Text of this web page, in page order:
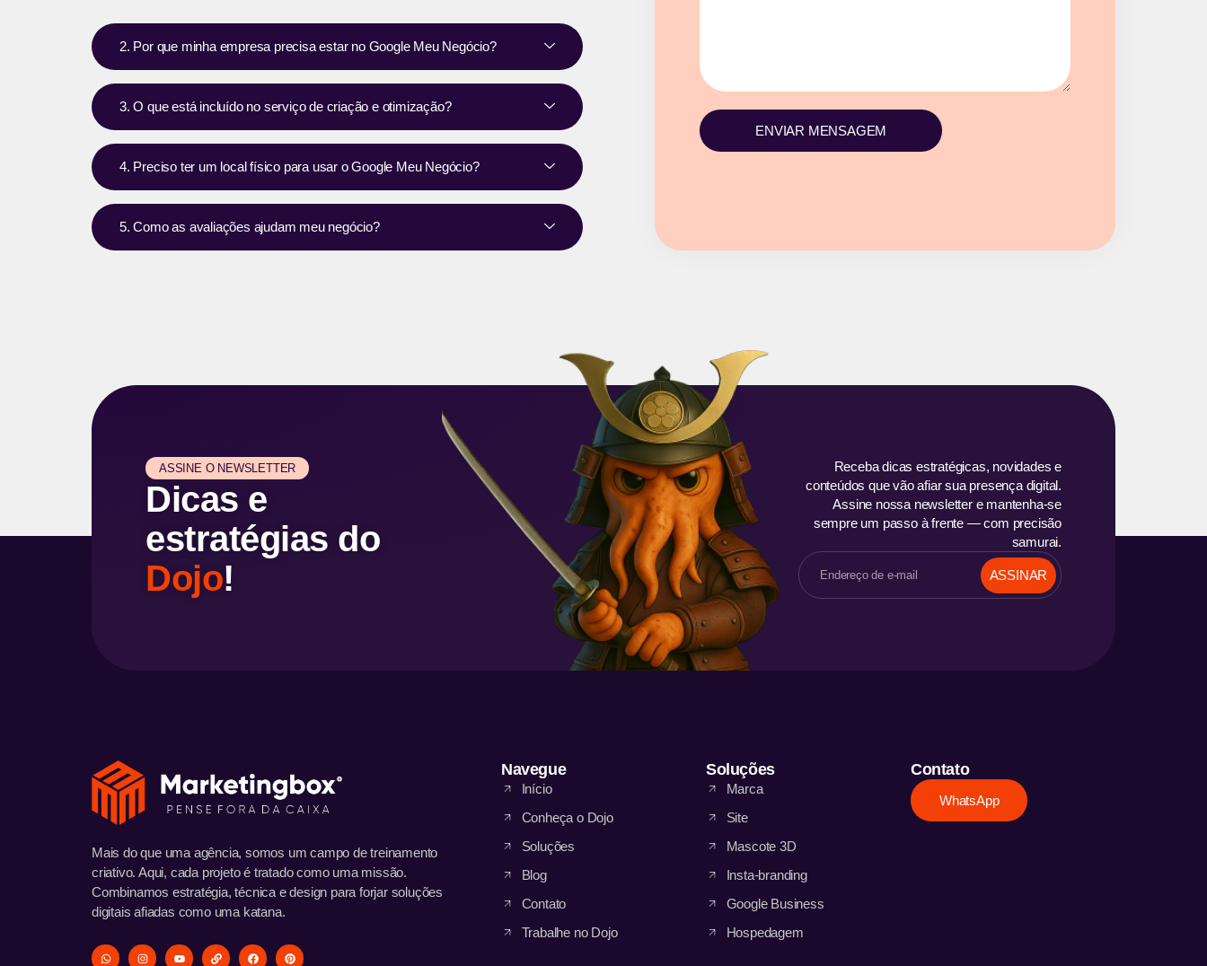
2. Por que minha empresa precisa estar no Google Meu Negócio?
3. O que está incluído no serviço de criação e otimização?
4. Preciso ter um local físico para usar o Google Meu Negócio?
5. Como as avaliações ajudam meu negócio?
ENVIAR MENSAGEM
ASSINE O NEWSLETTER
Dicas e
estratégias do
Dojo!
Receba dicas estratégicas, novidades e
conteúdos que vão afiar sua presença digital.
Assine nossa newsletter e mantenha-se
sempre um passo à frente — com precisão
samurai.
ASSINAR
Mais do que uma agência, somos um campo de treinamento
criativo. Aqui, cada projeto é tratado como uma missão.
Combinamos estratégia, técnica e design para forjar soluções
digitais afiadas como uma katana.
Navegue
Início
Conheça o Dojo
Soluções
Blog
Contato
Trabalhe no Dojo
Soluções
Marca
Site
Mascote 3D
Insta-branding
Google Business
Hospedagem
Contato
WhatsApp